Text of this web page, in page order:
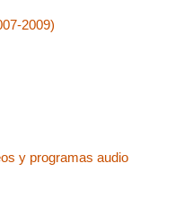
2009)
y programas audio